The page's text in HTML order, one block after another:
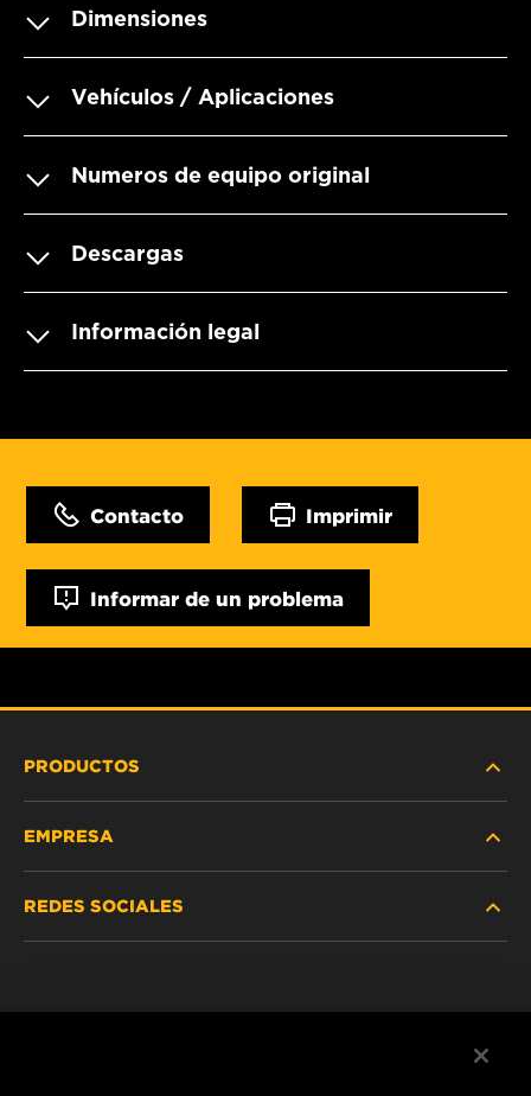
Dimensiones
Vehículos / Aplicaciones
Numeros de equipo original
Descargas
Información legal
Contacto Imprimir
Informar de un problema
PRODUCTOS
VEHÍCULOS LIVIANOS Y COMERCIALES
EMPRESA
REDES SOCIALES